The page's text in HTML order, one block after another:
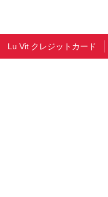
Lu Vit クレジットカード